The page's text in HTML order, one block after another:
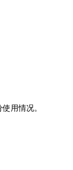
用情况。